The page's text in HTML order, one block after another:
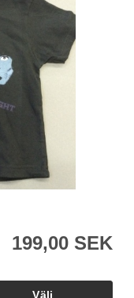
199,00 SEK